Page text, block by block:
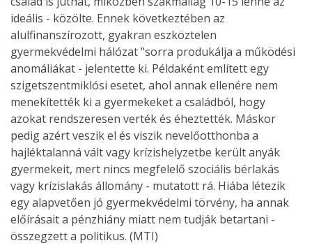
ideális - közölte. Ennek következtében az
alulfinanszírozott, gyakran eszköztelen
gyermekvédelmi hálózat "sorra produkálja a működési
anomáliákat - jelentette ki. Példaként említett egy
szigetszentmiklósi esetet, ahol annak ellenére nem
menekítették ki a gyermekeket a családból, hogy
azokat rendszeresen verték és éheztették. Máskor
pedig azért veszik el és viszik nevelőotthonba a
hajléktalanná vált vagy krízishelyzetbe került anyák
gyermekeit, mert nincs megfelelő szociális bérlakás
vagy krízislakás állomány - mutatott rá. Hiába létezik
egy alapvetően jó gyermekvédelmi törvény, ha annak
előírásait a pénzhiány miatt nem tudják betartani -
összegzett a politikus. (MTI)